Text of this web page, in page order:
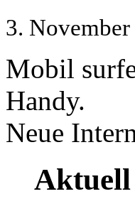
3. November
Mobil
Handy.
Neue
Aktuell